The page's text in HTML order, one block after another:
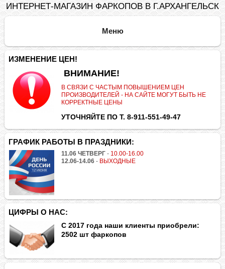
ИНТЕРНЕТ-МАГАЗИН ФАРКОПОВ В Г.АРХАНГЕЛЬСК
ИЗМЕНЕНИЕ ЦЕН!
ВНИМАНИЕ!
В СВЯЗИ С ЧАСТЫМ ПОВЫШЕНИЕМ ЦЕН
ПРОИЗВОДИТЕЛЕЙ - НА САЙТЕ МОГУТ БЫТЬ НЕ
КОРРЕКТНЫЕ ЦЕНЫ
УТОЧНЯЙТЕ ПО Т. 8-911-551-49-47
ГРАФИК РАБОТЫ В ПРАЗДНИКИ:
11.06 ЧЕТВЕРГ - 10.00-16.00
12.06-14.06 - ВЫХОДНЫЕ
ЦИФРЫ О НАС:
С 2017 года наши клиенты приобрели:
2502 шт фаркопов